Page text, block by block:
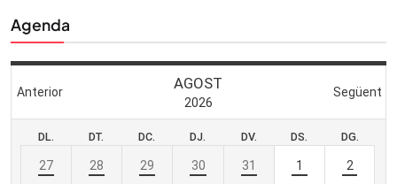
Agenda